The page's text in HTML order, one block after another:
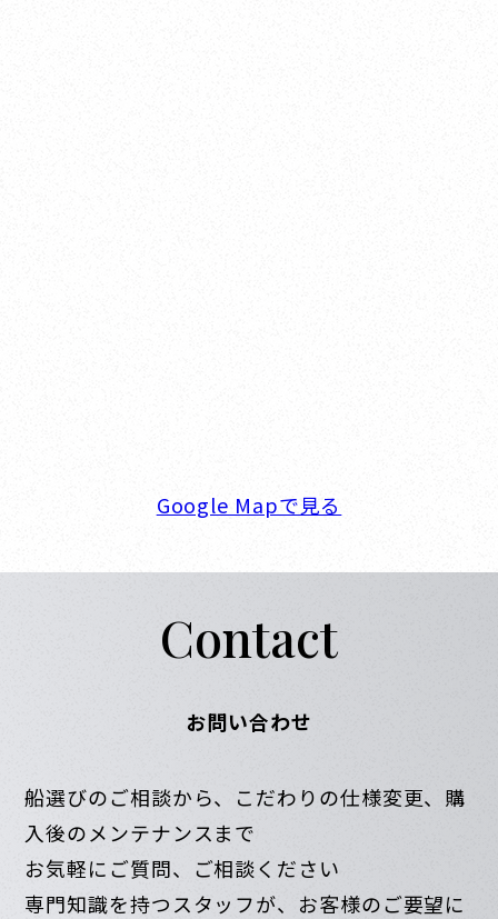
Google Mapで見る
Contact
お問い合わせ
船選びのご相談から、こだわりの仕様変更、購
入後のメンテナンスまで
お気軽にご質問、ご相談ください
専門知識を持つスタッフが、お客様のご要望に